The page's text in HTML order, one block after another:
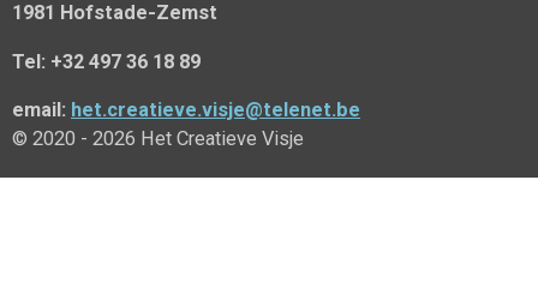
1981 Hofstade-Zemst
Tel: +32 497 36 18 89
email: het.creatieve.visje@telenet.be
© 2020 - 2026 Het Creatieve Visje